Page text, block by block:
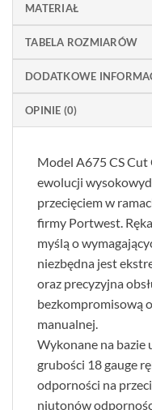
MATERIAŁ
TABELA ROZMIARÓW
DODATKOWE
OPINIE (0)
Model A675 CS
ewolucji
przecięciem w
firmy Portwest.
myślą o
niezbędna jest
oraz precyzyjna
bezkompromisową
manualnej.
Wykonane na bazie
grubości 18 gauge
odporności na
niutonów